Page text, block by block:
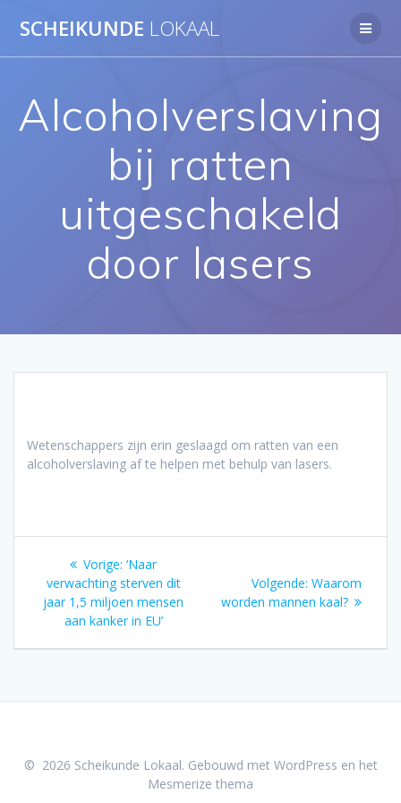
naar
SCHEIKUNDE LOKAAL
Alcoholverslaving
bij ratten
uitgeschakeld
door lasers
Wetenschappers zijn erin geslaagd om ratten van een
alcoholverslaving af te helpen met behulp van lasers.
Bericht
navigatie
Vorige: Vorig
bericht:
‘Naar
verwachting sterven dit
jaar 1,5 miljoen mensen
aan kanker in EU’
Volgende: Volgend
bericht:
Waarom
worden mannen kaal?
© 2026 Scheikunde Lokaal. Gebouwd met WordPress en het
Mesmerize thema